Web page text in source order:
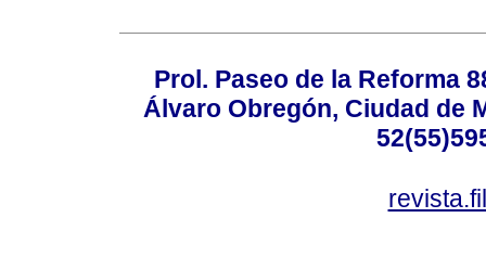
Prol. Paseo de la Reforma
Álvaro Obregón, Ciudad de